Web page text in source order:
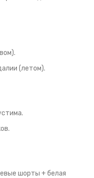
(летом).
шорты + белая